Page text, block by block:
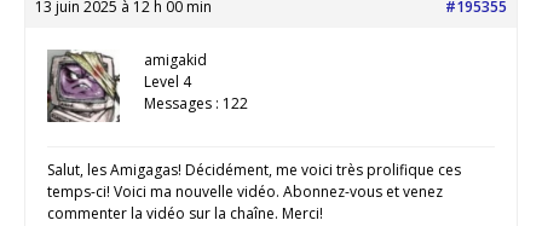
13 juin 2025 à 12 h 00 min #195355
amigakid
Level 4
Messages : 122
Salut, les Amigagas! Décidément, me voici très prolifique ces
temps-ci! Voici ma nouvelle vidéo. Abonnez-vous et venez
commenter la vidéo sur la chaîne. Merci!